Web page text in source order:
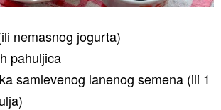
nemasnog jogurta)
pahuljica
samlevenog lanenog semena (ili 1